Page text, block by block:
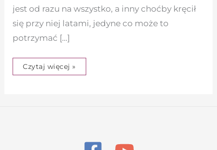
jest od razu na wszystko, a inny choćby kręcił
się przy niej latami, jedyne co może to
potrzymać […]
Czytaj więcej »